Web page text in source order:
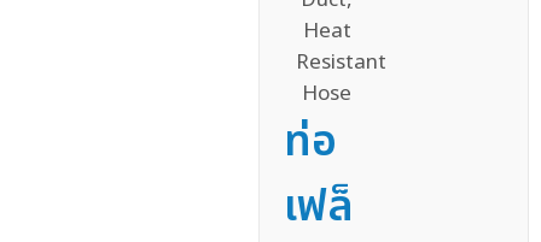
ท่อ
เฟล็